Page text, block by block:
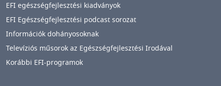
EFI egészségfejlesztési kiadványok
EFI Egészségfejlesztési podcast sorozat
Információk dohányosoknak
Televíziós műsorok az Egészségfejlesztési Irodával
Korábbi EFI-programok